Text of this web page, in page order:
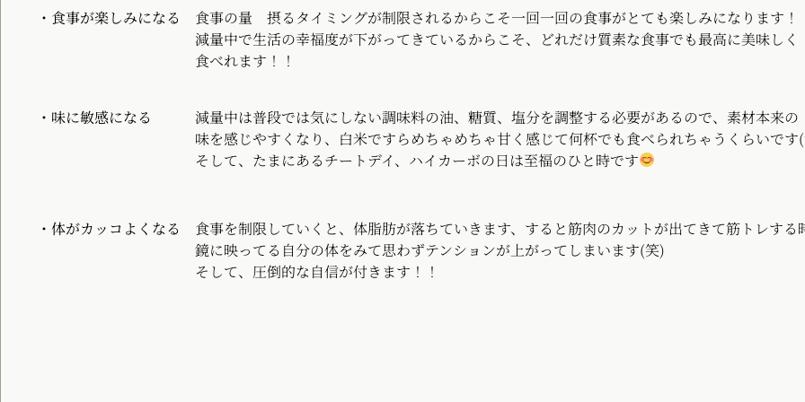
・食事が楽しみになる 食事の量
摂るタイミングが制限されるからこそ一回一回の食事がとても楽しみになります！
減量中で生活の幸福度が下がってきているからこそ、どれだけ質素な食事でも最高に美味しく
食べれます！！
・味に敏感になる 減量中は普段では気にしない調味料の油、糖質、塩分を調整する必要があるので、素材本来の
味を感じやすくなり、白米ですらめちゃめちゃ甘く感じて何杯でも食べられちゃうくらいです(
そして、たまにあるチートデイ、ハイカーボの日は至福のひと時です
・体がカッコよくなる
食事を制限していくと、体脂肪が落ちていきます、すると筋肉のカットが出てきて筋トレする
鏡に映ってる自分の体をみて思わずテンションが上がってしまいます(笑)
そして、圧倒的な自信が付きます！！